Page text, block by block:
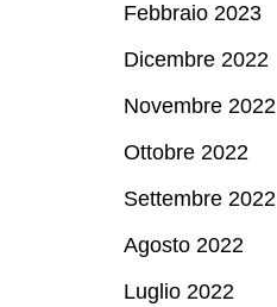
Febbraio 2023
Dicembre 2022
Novembre 2022
Ottobre 2022
Settembre 2022
Agosto 2022
Luglio 2022